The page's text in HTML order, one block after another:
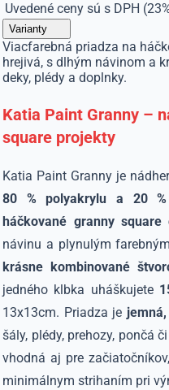
Uvedené ceny sú s DPH
Varianty
Viacfarebná priadza na
hrejivá, s dlhým návinom a
deky, plédy a doplnky.
Katia Paint Granny –
square projekty
Katia Paint Granny je
80 % polyakrylu a 20
háčkované granny
návinu a plynulým
krásne kombinované
jedného klbka uháškujete
13x13cm. Priadza je
šály, plédy, prehozy, pončá
vhodná aj pre
minimálnym strihaním pri